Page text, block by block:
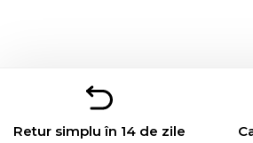
Retur simplu în 14 de zile